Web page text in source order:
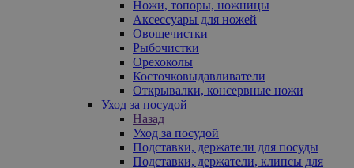
Ножи, топоры, ножницы
Аксессуары для ножей
Овощечистки
Рыбочистки
Орехоколы
Косточковыдавливатели
Открывалки, консервные ножи
Уход за посудой
Назад
Уход за посудой
Подставки, держатели для посуды
Подставки, держатели, клипсы для